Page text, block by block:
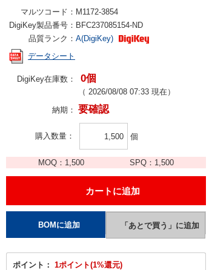
マルツコード： M1172-3854
DigiKey製品番号： BFC237085154-ND
品質ランク： A(DigiKey)
データシート
DigiKey在庫数： 0個
（ 2026/08/08 07:33 現在）
納期： 要確認
購入数量 個
MOQ： 1,500 SPQ： 1,500
ポイント： 1ポイント(1%還元)